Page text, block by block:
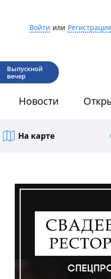
Войти или Регистрация
Выпускной
вечер
Новости
На карте